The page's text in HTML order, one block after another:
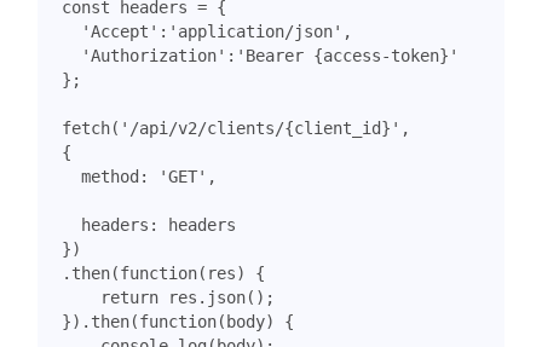
const headers = {
'Accept' : 'application/json' ,
'Authorization' : 'Bearer {access-token}'
};
fetch( '/api/v2/clients/{client_id}' ,
{
method : 'GET' ,
headers :
headers
})
. then(function( res)
{
return
res . json();
}). then(function(body)
{